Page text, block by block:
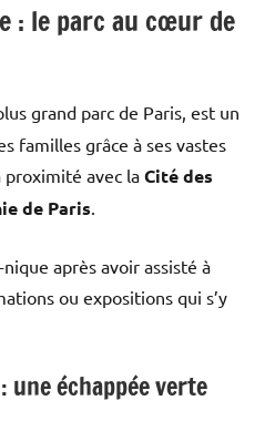
: le parc au cœur de
grand parc de Paris, est un
familles grâce à ses vastes
proximité avec la Cité des
de Paris
après avoir assisté à
ou expositions qui s’y
une échappée verte